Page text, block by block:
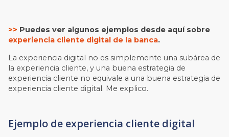
>> Puedes ver algunos ejemplos desde aquí sobre
experiencia cliente digital de la banca.
La experiencia digital no es simplemente una subárea de
la experiencia cliente, y una buena estrategia de
experiencia cliente no equivale a una buena estrategia de
experiencia cliente digital. Me explico.
Ejemplo de experiencia cliente digital